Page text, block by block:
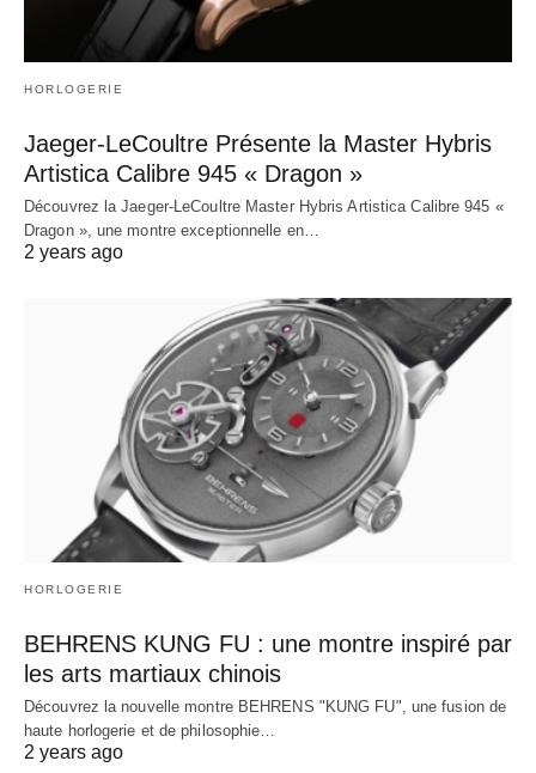
HORLOGERIE
Jaeger-LeCoultre Présente la Master Hybris
Artistica Calibre 945 « Dragon »
Découvrez la Jaeger-LeCoultre Master Hybris Artistica Calibre 945 «
Dragon », une montre exceptionnelle en…
2 years ago
HORLOGERIE
BEHRENS KUNG FU : une montre inspiré par
les arts martiaux chinois
Découvrez la nouvelle montre BEHRENS "KUNG FU", une fusion de
haute horlogerie et de philosophie…
2 years ago